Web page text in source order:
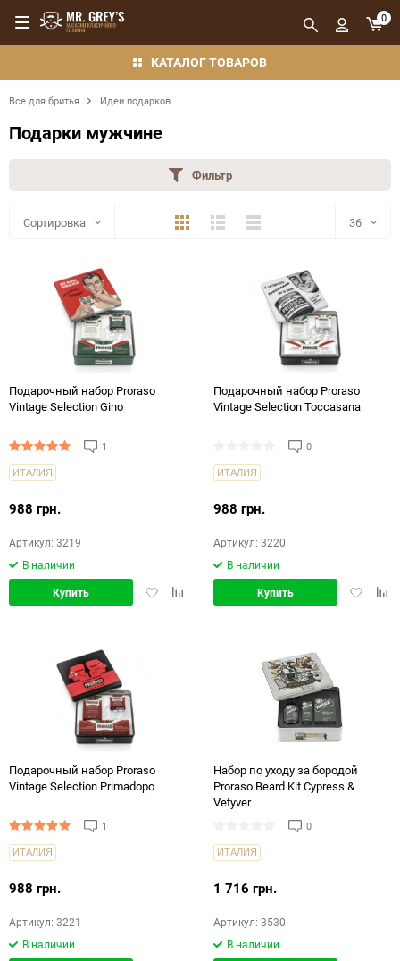
КАТАЛОГ ТОВАРОВ
0
Все для бритья Идеи подарков
Подарки мужчине
Фильтр
Сортировка ПлиткаПодробноКомпактно 36
72
Подарочный набор Proraso
Vintage Selection Gino
1
ИТАЛИЯ
988 грн.
Артикул: 3219
В наличии
ДобавитьДобавить
Купить
Подарочный набор Proraso
Vintage Selection Toccasana
0
ИТАЛИЯ
988 грн.
Артикул: 3220
В наличии
Купить
Подарочный набор Proraso
Vintage Selection Primadopo
1
ИТАЛИЯ
988 грн.
Артикул: 3221
В наличии
Набор по уходу за бородой
Proraso Beard Kit Cypress &
Vetyver
0
ИТАЛИЯ
1 716 грн.
Артикул: 3530
В наличии